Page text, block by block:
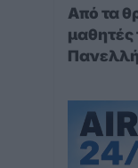
Από τα
μαθητές